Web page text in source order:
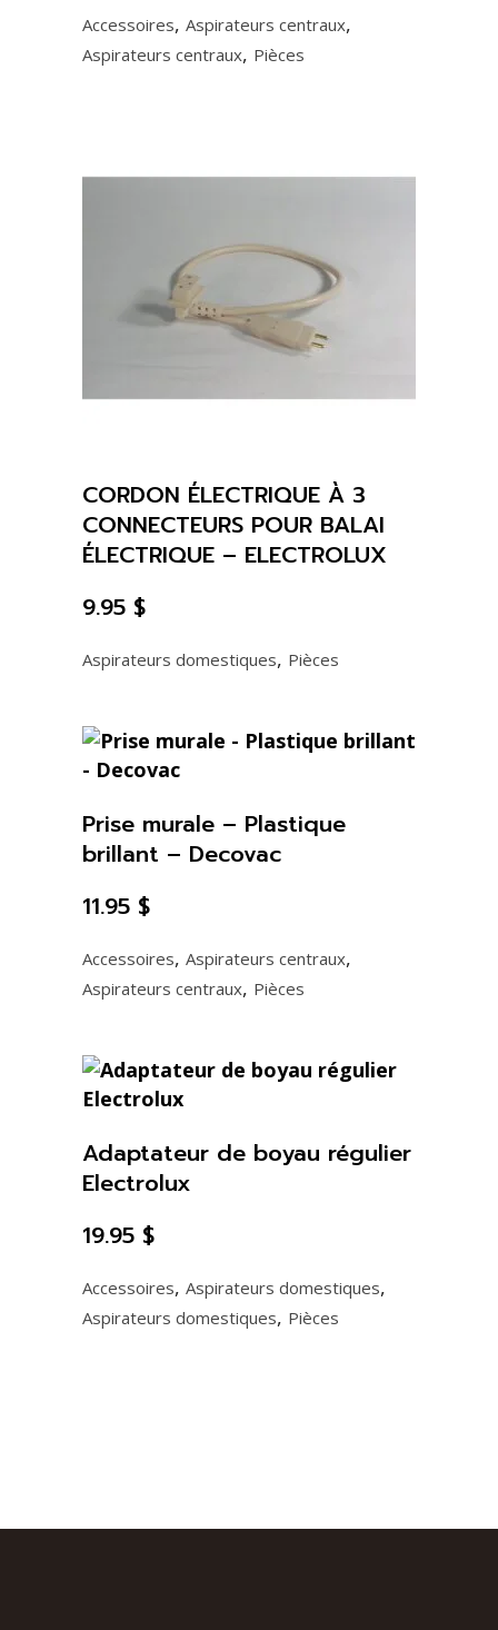
Accessoires, Aspirateurs centraux,
Aspirateurs centraux, Pièces
Aspirateurs domestiques, Pièces
CORDON ÉLECTRIQUE À 3
CONNECTEURS POUR BALAI
ÉLECTRIQUE – ELECTROLUX
9.95 $
Accessoires, Aspirateurs centraux,
Aspirateurs centraux, Pièces
Prise murale – Plastique
brillant – Decovac
11.95 $
Accessoires, Aspirateurs domestiques,
Aspirateurs domestiques, Pièces
Adaptateur de boyau régulier
Electrolux
19.95 $